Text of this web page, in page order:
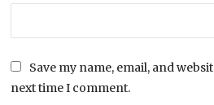
Save my name, email, and
next time I comment.